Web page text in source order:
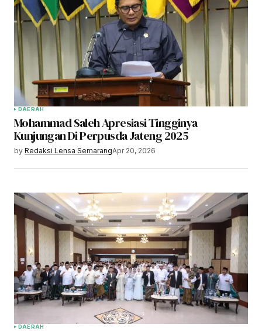
DAERAH
Mohammad Saleh Apresiasi Tingginya
Kunjungan Di Perpusda Jateng 2025
by Redaksi Lensa SemarangApr 20, 2026
DAERAH